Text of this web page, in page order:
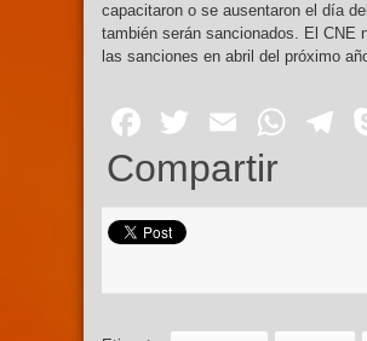
capacitaron o se ausentaron el día
también serán sancionados. El CNE
las sanciones en abril del próximo
Facebook
Twitter
Email
Compartir